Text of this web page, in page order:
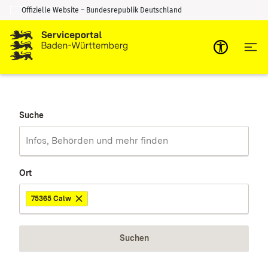
Zum Inhalt springen
Zur Suche springen
Offizielle Website – Bundesrepublik Deutschland
Suche
Ort
75365 Calw
Suchen